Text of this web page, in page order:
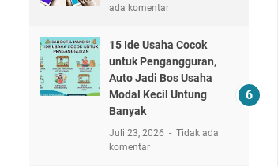
ada komentar
15 Ide Usaha Cocok
untuk Pengangguran,
Auto Jadi Bos Usaha
Modal Kecil Untung
Banyak
Juli 23, 2026
Tidak ada
komentar